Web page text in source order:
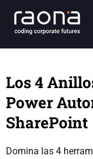
Los 4
Power
SharePoint
Domina las 4